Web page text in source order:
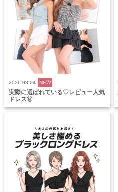
2026.08.04 NEW
実際に選ばれている♡レビュー人気
ドレス👗